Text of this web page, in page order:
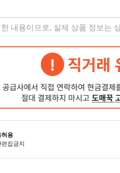
내용이므로, 실제 상품 정보는
허용
집금지